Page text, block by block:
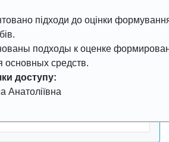
підходи до оцінки
подходы к оценке
основных средств.
доступу:
Анатоліївна